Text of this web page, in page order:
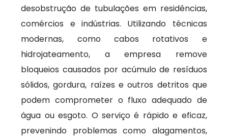
desobstrução de tubulações em residências,
comércios e indústrias. Utilizando técnicas
modernas, como cabos rotativos e
hidrojateamento, a empresa remove
bloqueios causados por acúmulo de resíduos
sólidos, gordura, raízes e outros detritos que
podem comprometer o fluxo adequado de
água ou esgoto. O serviço é rápido e eficaz,
prevenindo problemas como alagamentos,